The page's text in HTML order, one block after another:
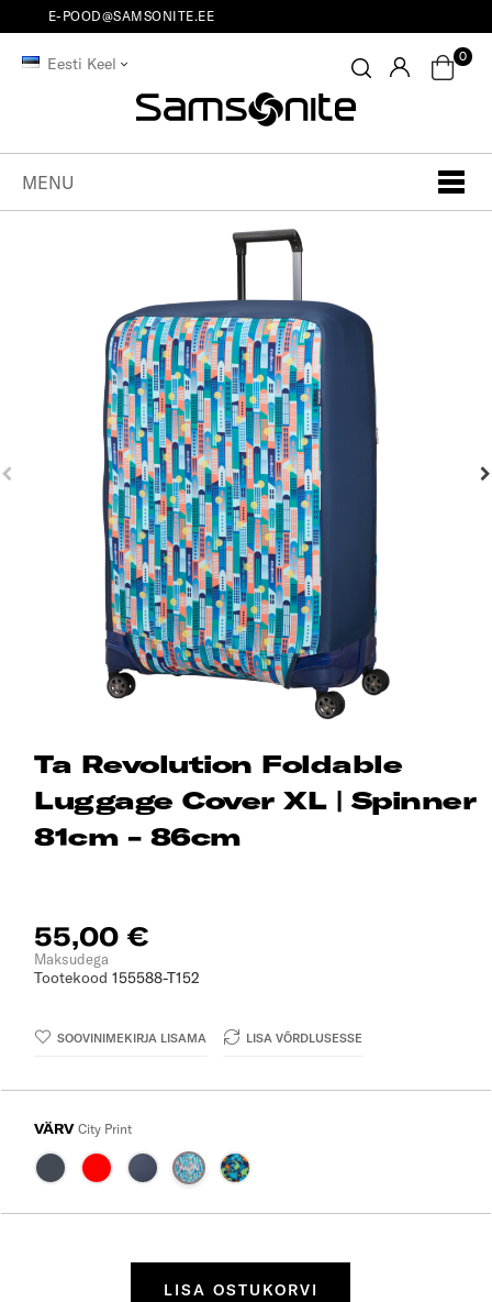
E-POOD@SAMSONITE.EE
Eesti Keel 0
MENU
Ta Revolution Foldable
Luggage Cover XL | Spinner
81cm - 86cm
55,00 €
Maksudega
Tootekood 155588-T152
SOOVINIMEKIRJA LISAMA LISA VÕRDLUSESSE
VÄRV City Print
LISA OSTUKORVI